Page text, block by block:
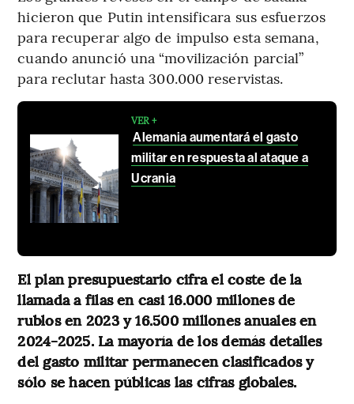
hicieron que Putin intensificara sus esfuerzos
para recuperar algo de impulso esta semana,
cuando anunció una “movilización parcial”
para reclutar hasta 300.000 reservistas.
VER +
Alemania aumentará el gasto
militar en respuesta al ataque a
Ucrania
El plan presupuestario cifra el coste de la
llamada a filas en casi 16.000 millones de
rublos en 2023 y 16.500 millones anuales en
2024-2025. La mayoría de los demás detalles
del gasto militar permanecen clasificados y
sólo se hacen públicas las cifras globales.